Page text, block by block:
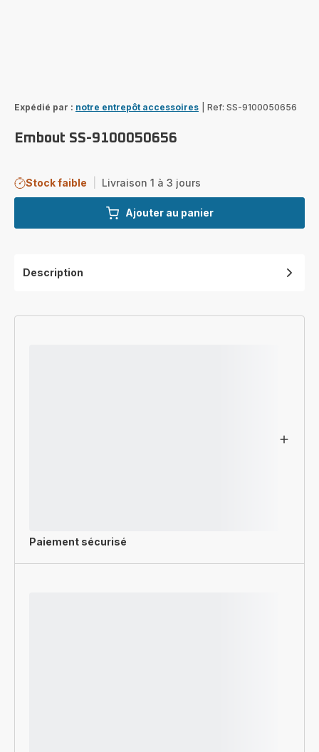
Expédié par : notre entrepôt accessoires Ref: SS-9100050656
Embout SS-9100050656
Stock faible Livraison 1 à 3 jours
Ajouter au panier
Description
Paiement sécurisé